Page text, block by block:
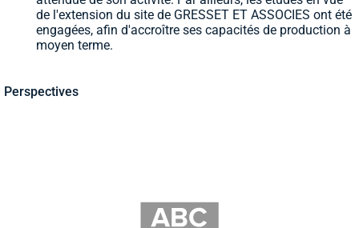
de l'extension du site de GRESSET ET ASSOCIES ont été
engagées, afin d'accroître ses capacités de production à
moyen terme.
Perspectives